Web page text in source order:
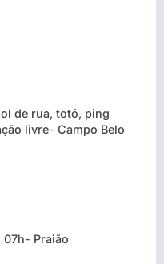
de rua, totó, ping
livre- Campo Belo
07h- Praião